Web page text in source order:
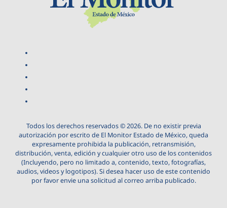
Todos los derechos reservados © 2026. De no existir previa
autorización por escrito de El Monitor Estado de México, queda
expresamente prohibida la publicación, retransmisión,
distribución, venta, edición y cualquier otro uso de los contenidos
(Incluyendo, pero no limitado a, contenido, texto, fotografías,
audios, videos y logotipos). Si desea hacer uso de este contenido
por favor envie una solicitud al correo arriba publicado.